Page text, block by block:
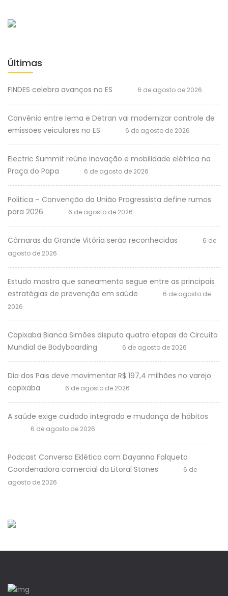
Últimas
FINDES celebra avanços no ES 6 de agosto de 2026
Convênio entre Iema e Detran vai modernizar controle de
emissões veiculares no ES
6 de agosto de 2026
Electric Summit reúne inovação e mobilidade elétrica na
Praça do Papa
6 de agosto de 2026
Politica – Convenção da União Progressista define rumos
para 2026
6 de agosto de 2026
Câmaras da Grande Vitória serão reconhecidas
6 de
agosto de 2026
Estudo mostra que saneamento segue entre as principais
estratégias de prevenção em saúde
6 de agosto de
2026
Capixaba Bianca Simões disputa quatro etapas do Circuito
Mundial de Bodyboarding
6 de agosto de 2026
Dia dos Pais deve movimentar R$ 197,4 milhões no varejo
capixaba
6 de agosto de 2026
A saúde exige cuidado integrado e mudança de hábitos
6 de agosto de 2026
Podcast Conversa Eklética com Dayanna Falqueto
Coordenadora comercial da Litoral Stones
6 de
agosto de 2026